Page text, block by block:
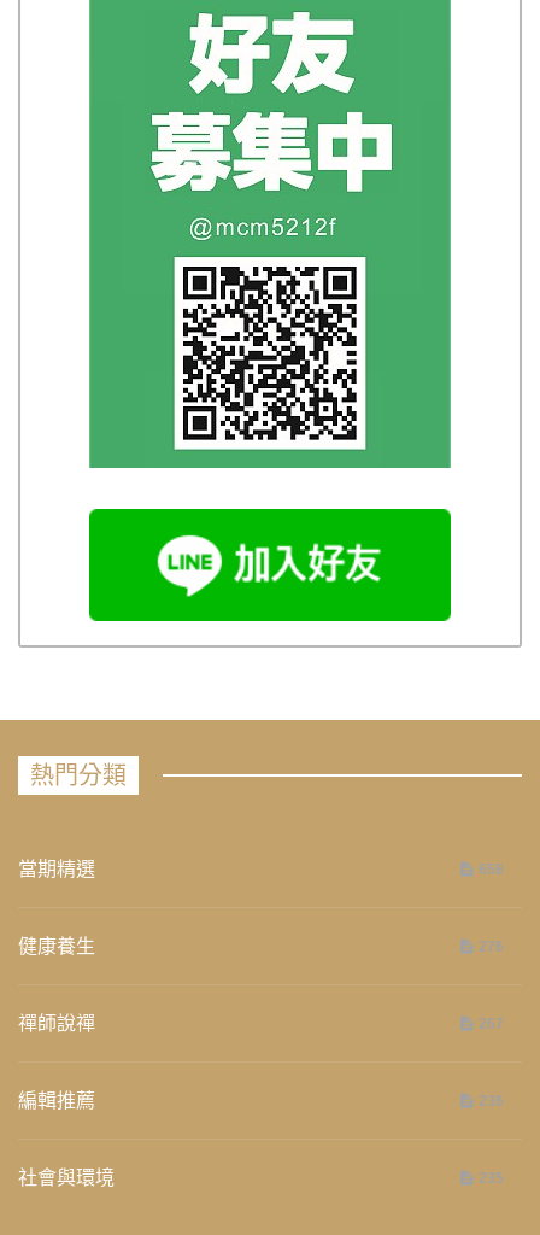
熱門分類
當期精選 658
健康養生 276
禪師說禪 267
編輯推薦 236
社會與環境 235